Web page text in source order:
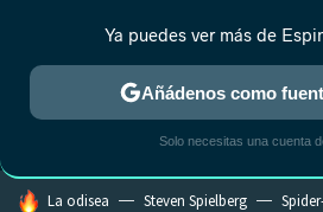
MENÚ
ESTRENOS REALITY
HOY SE HABLA DE
La odisea Steven Spielberg
Ya puedes ver más de
Añádenos como
Solo necesitas una cuenta